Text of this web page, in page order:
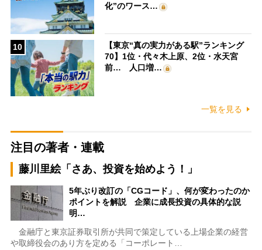
化”のワース…
10
【東京“真の実力がある駅”ランキング
70】1位・代々木上原、2位・水天宮
前… 人口増…
一覧を見る
注目の著者・連載
藤川里絵「さあ、投資を始めよう！」
5年ぶり改訂の「CGコード」、何が変わったのか
ポイントを解説 企業に成長投資の具体的な説
明…
金融庁と東京証券取引所が共同で策定している上場企業の経営
や取締役会のあり方を定める「コーポレート…